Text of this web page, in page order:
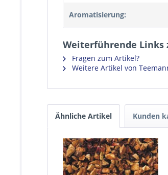
Aromatisierung:
Weiterführende Links
Fragen zum Artikel?
Weitere Artikel von
Ähnliche Artikel Kunden